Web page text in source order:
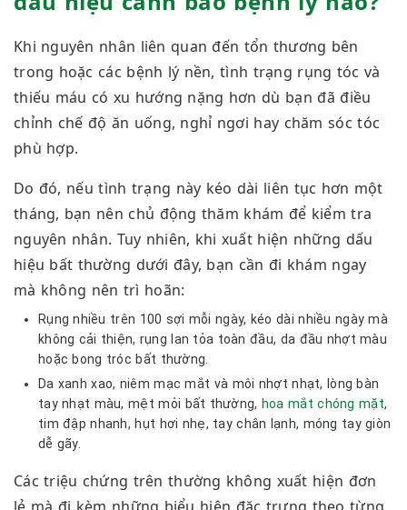
Khi nguyên nhân liên quan đến tổn thương bên
trong hoặc các bệnh lý nền, tình trạng rụng tóc và
thiếu máu có xu hướng nặng hơn dù bạn đã điều
chỉnh chế độ ăn uống, nghỉ ngơi hay chăm sóc tóc
phù hợp.
Do đó, nếu tình trạng này kéo dài liên tục hơn một
tháng, bạn nên chủ động thăm khám để kiểm tra
nguyên nhân. Tuy nhiên, khi xuất hiện những dấu
hiệu bất thường dưới đây, bạn cần đi khám ngay
mà không nên trì hoãn:
Rụng nhiều trên 100 sợi mỗi ngày, kéo dài nhiều ngày mà
không cải thiện, rụng lan tỏa toàn đầu, da đầu nhợt màu
hoặc bong tróc bất thường.
Da xanh xao, niêm mạc mắt và môi nhợt nhạt, lòng bàn
tay nhạt màu, mệt mỏi bất thường, hoa mắt chóng mặt,
tim đập nhanh, hụt hơi nhẹ, tay chân lạnh, móng tay giòn
dễ gãy.
Các triệu chứng trên thường không xuất hiện đơn
lẻ mà đi kèm những biểu hiện đặc trưng theo từng